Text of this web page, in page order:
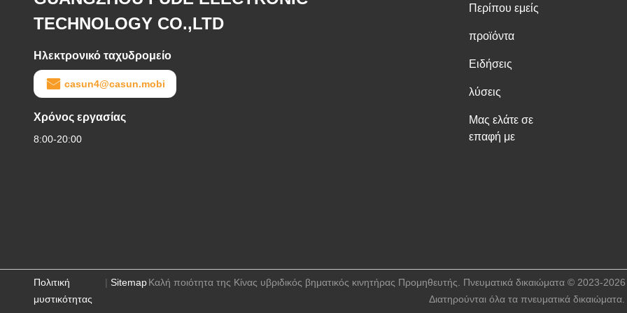
TECHNOLOGY CO.,LTD
Ηλεκτρονικό ταχυδρομείο
casun4@casun.mobi
Χρόνος εργασίας
8:00-20:00
Περίπου εμείς
προϊόντα
Ειδήσεις
λύσεις
Μας ελάτε σε
επαφή με
Πολιτική
μυστικότητας
|SitemapΚαλή ποιότητα της Κίνας υβριδικός βηματικός κινητήρας Προμηθευτής. Πνευματικά δικαιώματα © 2023-
Διατηρούνται όλα τα πνευματικά δικαιώματα.